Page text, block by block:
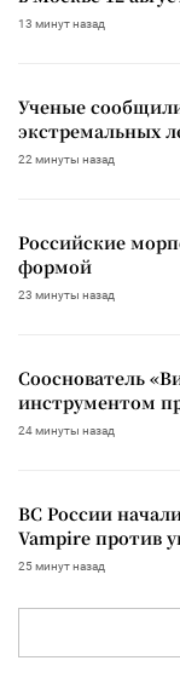
13 минут назад
Ученые
экстремальных
22 минуты назад
Российские
формой
23 минуты назад
Сооснователь
инструментом
24 минуты назад
ВС России
Vampire против
25 минут назад